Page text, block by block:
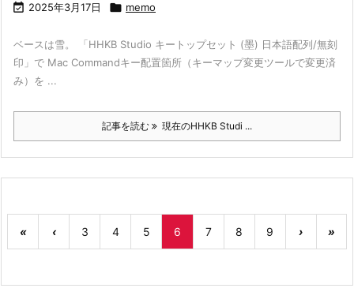
 2025年3月17日  memo
ベースは雪。 「HHKB Studio キートップセット (墨) 日本語配列/無刻
印」で Mac Commandキー配置箇所（キーマップ変更ツールで変更済
み）を ...
記事を読む 現在のHHKB Studi ...
« ‹ 3 4 5 6 7 8 9 › »